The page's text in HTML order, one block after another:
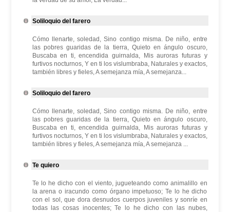
Soliloquio del farero
Cómo llenarte, soledad, Sino contigo misma. De niño, entre
las pobres guaridas de la tierra, Quieto en ángulo oscuro,
Buscaba en ti, encendida guirnalda, Mis auroras futuras y
furtivos nocturnos, Y en ti los vislumbraba, Naturales y exactos,
también libres y fieles, A semejanza mía, A semejanza...
Soliloquio del farero
Cómo llenarte, soledad, Sino contigo misma. De niño, entre
las pobres guaridas de la tierra, Quieto en ángulo oscuro,
Buscaba en ti, encendida guirnalda, Mis auroras futuras y
furtivos nocturnos, Y en ti los vislumbraba, Naturales y exactos,
también libres y fieles, A semejanza mía, A semejanza ...
Te quiero
Te lo he dicho con el viento, jugueteando como animalillo en
la arena o iracundo como órgano impetuoso; Te lo he dicho
con el sol, que dora desnudos cuerpos juveniles y sonríe en
todas las cosas inocentes; Te lo he dicho con las nubes,